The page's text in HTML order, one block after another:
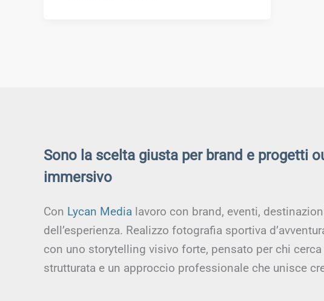
Sono la scelta giusta per brand e progetti
immersivo
Con Lycan Media lavoro con brand, eventi,
dell’esperienza. Realizzo fotografia sportiva
con uno storytelling visivo forte, pensato per chi
strutturata e un approccio professionale che unisce